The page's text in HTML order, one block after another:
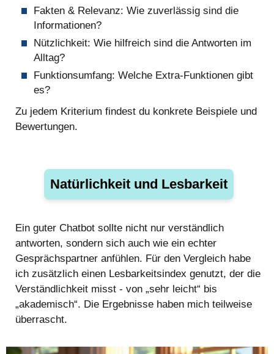
Fakten & Relevanz: Wie zuverlässig sind die
Informationen?
Nützlichkeit: Wie hilfreich sind die Antworten im
Alltag?
Funktionsumfang: Welche Extra-Funktionen gibt
es?
Zu jedem Kriterium findest du konkrete Beispiele und
Bewertungen.
Natürlichkeit und Lesbarkeit
Ein guter Chatbot sollte nicht nur verständlich
antworten, sondern sich auch wie ein echter
Gesprächspartner anfühlen. Für den Vergleich habe
ich zusätzlich einen Lesbarkeitsindex genutzt, der die
Verständlichkeit misst - von „sehr leicht“ bis
„akademisch“. Die Ergebnisse haben mich teilweise
überrascht.